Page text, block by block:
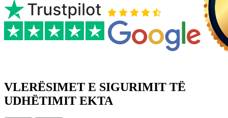
VLERËSIMET E SIGURIMIT TË
UDHËTIMIT EKTA